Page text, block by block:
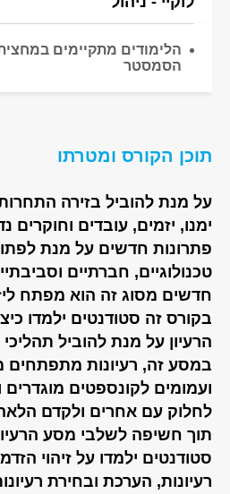
הלימודים מתקיימים
הסמסטר
תוכן הקורס ומטרתו
על מנת להוביל בזירה
ימנו, יזמים, עובדים וחוקרים
פתרונות חדשים על מנת
טכנולוגיים, חברתיים
חדשים מסוג זה הוא מפתח
בקורס זה סטודנטים ילמדו
הרעיון על מנת להוביל
במסע זה, רעיונות מתפתחים
ועמומים לקונספטים מוגדרים
לחלוק עם אחרים ולקדם
תוך חשיפה לשלבי מסע
סטודנטים ילמדו על זיהוי
רעיונות, הערכת ובחירת